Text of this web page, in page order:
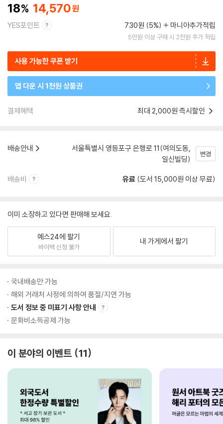
18 14,570
YES포인트 730원 (5%) 마니아추가적립
5만원 이상 구매 시 2천원 추가 적립
사용 가능한 쿠폰 받기
앱 다운 시 1천원 상품권
결제혜택 최대 2,000원 즉시할인
배송안내
서울특별시 영등포구 은행로 11(여의도동,
일신빌딩)
변경
배송비 유료 (도서 15,000원 이상 무료)
이미 소장하고 있다면 판매해 보세요.
예스24에 팔기
바이백 신청 불가
내 가게에서 팔기
국내배송만 가능
해외 거래처 사정에 의하여 품절/지연 가능
도서 정보 중 미표기 사항 안내
문화비소득공제 가능
이 분야의 이벤트 11